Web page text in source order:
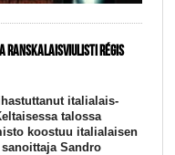
RANSKALAISVIULISTI RÉGIS
italialais-
talossa
koostuu italialaisen
Sandro